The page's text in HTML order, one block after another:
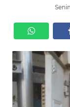
Informasi
INDEKS
BERITA
KAMI